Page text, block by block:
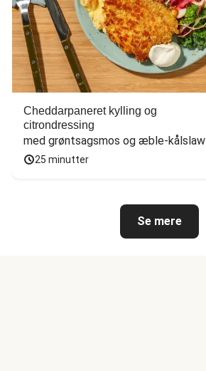
Cheddarpaneret kylling og
citrondressing
med grøntsagsmos og æble-kålslaw
25 minutter
Se mere